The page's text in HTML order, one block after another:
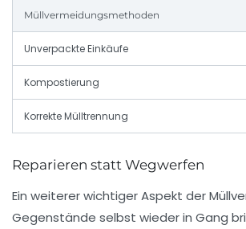
Müllvermeidungsmethoden
Unverpackte Einkäufe
Kompostierung
Korrekte Mülltrennung
Reparieren statt Wegwerfen
Ein weiterer wichtiger Aspekt der
Gegenstände selbst wieder in Gang